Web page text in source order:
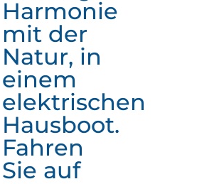
Harmonie
mit der
Natur, in
einem
elektrischen
Hausboot.
Fahren
Sie auf